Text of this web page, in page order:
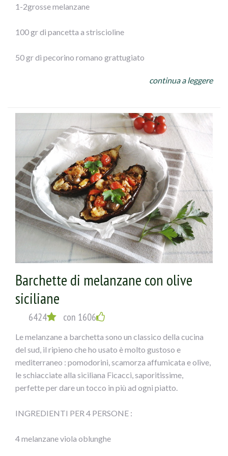
1-2grosse melanzane
100 gr di pancetta a striscioline
50 gr di pecorino romano grattugiato
½ spicchio d’aglio
250 gr di mozzarella
olio extra vergine d’oliva
sale
ESECUZIONE:
1) Tagliare le melanzane a fette spesse circa mezzo cm,
cospargerle di sale e metterle in uno scolapasta con dei
pesi sopra per fargli perdere l’acqua; dopo sciacquarle e
farle scolare.
2) Disporle sulla griglia del forno, ungendole con un
pennello sopra; cuocere a 180° per circa 20 minuti (si
possono anche friggere, io ho fatto una cosa più leggera).
3) Mischiare il pecorino con le olive e il prezzemolo
tritati, l’aglio privato dell’anima verde e schiacciato,non
sopra il composto, fette di mozzarella, arrotolare e
continua a leggere
Barchette di melanzane con olive
siciliane
6424 con 1606
Le melanzane a barchetta sono un classico della cucina
del sud, il ripieno che ho usato è molto gustoso e
mediterraneo : pomodorini, scamorza affumicata e olive,
le schiacciate alla siciliana Ficacci, saporitissime,
perfette per dare un tocco in più ad ogni piatto.
INGREDIENTI PER 4 PERSONE :
4 melanzane viola oblunghe